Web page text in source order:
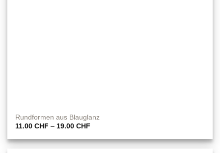
Rundformen aus Blauglanz
11.00CHF –19.00CHF
bis
19.00 CHF